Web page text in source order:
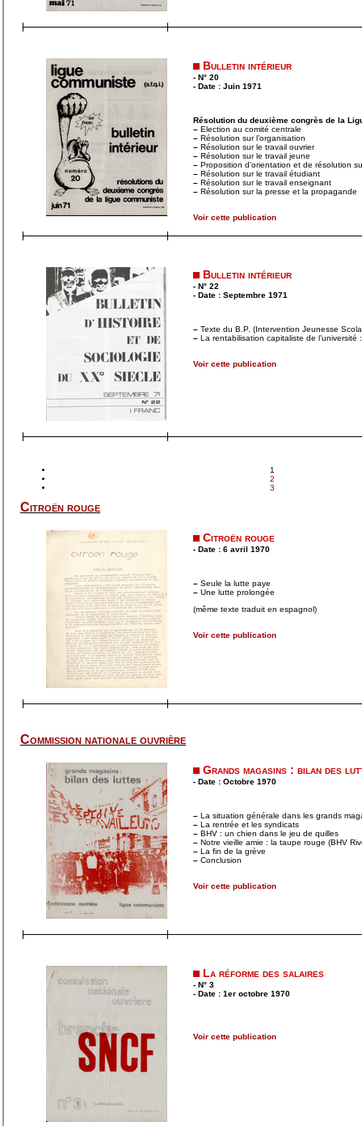
Bulletin intérieur
- N° 20
- Date : Juin 1971
Résolution du deuxième congrès de la
– Election au comité centrale
– Résolution sur l’organisation
– Résolution sur le travail ouvrier
– Résolution sur le travail jeune
– Proposition d’orientation et de résolution
– Résolution sur le travail étudiant
– Résolution sur le travail enseignant
– Résolution sur la presse et la propagande
Voir cette publication
Bulletin intérieur
- N° 22
- Date : Septembre 1971
– Texte du B.P. (Intervention Jeunesse
– La rentabilisation capitaliste de
Voir cette publication
1
2
3
Citroën rouge
Citroën rouge
- Date : 6 avril 1970
– Seule la lutte paye
– Une lutte prolongée
(même texte traduit en espagnol)
Voir cette publication
Commission nationale ouvrière
Grands magasins : bilan des
- Date : Octobre 1970
– La situation générale dans les grands
– La rentrée et les syndicats
– BHV : un chien dans le jeu de quilles
– Notre vieille amie : la taupe rouge (BHV
– La fin de la grève
– Conclusion
Voir cette publication
La réforme des salaires
- N° 3
- Date : 1er octobre 1970
Voir cette publication